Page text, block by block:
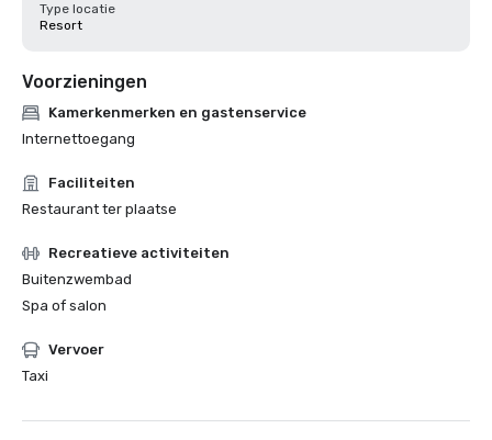
Type locatie
Resort
Voorzieningen
Kamerkenmerken en gastenservice
Internettoegang
Faciliteiten
Restaurant ter plaatse
Recreatieve activiteiten
Buitenzwembad
Spa of salon
Vervoer
Taxi